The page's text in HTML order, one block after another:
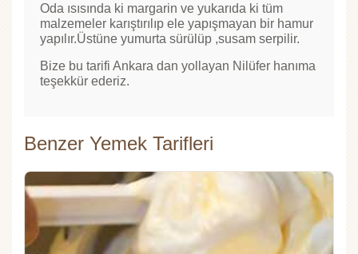
Oda ısısında ki margarin ve yukarıda ki tüm
malzemeler karıştırılıp ele yapışmayan bir hamur
yapılır.Üstüne yumurta sürülüp ,susam serpilir.
Bize bu tarifi Ankara dan yollayan Nilüfer hanıma
teşekkür ederiz.
Benzer Yemek Tarifleri